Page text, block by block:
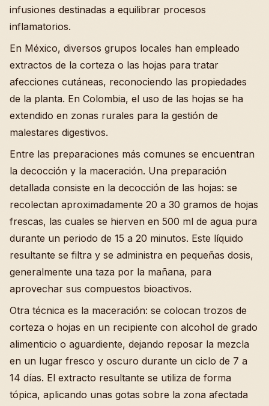
infusiones destinadas a equilibrar procesos
inflamatorios.
En México, diversos grupos locales han empleado
extractos de la corteza o las hojas para tratar
afecciones cutáneas, reconociendo las propiedades
de la planta. En Colombia, el uso de las hojas se ha
extendido en zonas rurales para la gestión de
malestares digestivos.
Entre las preparaciones más comunes se encuentran
la decocción y la maceración. Una preparación
detallada consiste en la decocción de las hojas: se
recolectan aproximadamente 20 a 30 gramos de hojas
frescas, las cuales se hierven en 500 ml de agua pura
durante un periodo de 15 a 20 minutos. Este líquido
resultante se filtra y se administra en pequeñas dosis,
generalmente una taza por la mañana, para
aprovechar sus compuestos bioactivos.
Otra técnica es la maceración: se colocan trozos de
corteza o hojas en un recipiente con alcohol de grado
alimenticio o aguardiente, dejando reposar la mezcla
en un lugar fresco y oscuro durante un ciclo de 7 a
14 días. El extracto resultante se utiliza de forma
tópica, aplicando unas gotas sobre la zona afectada